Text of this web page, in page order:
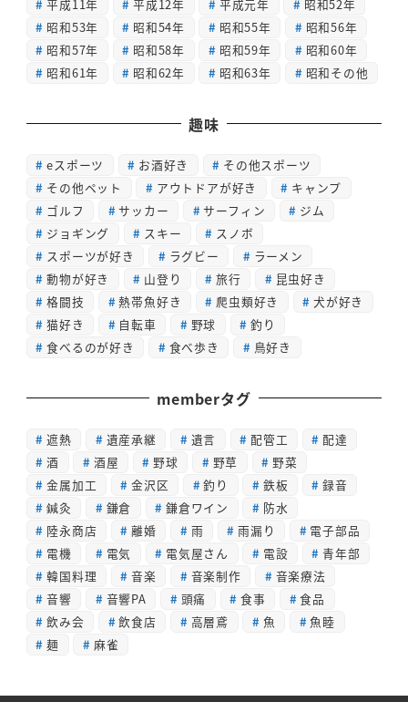
平成11年
平成12年 平成元年
昭和52年
昭和53年
昭和54年 昭和55年
昭和56年
昭和57年
昭和58年 昭和59年
昭和60年
昭和61年
昭和62年 昭和63年 昭和その他
趣味
eスポーツ お酒好き
その他スポーツ
その他ペット
アウトドアが好き
キャンプ
ゴルフ
サッカー サーフィン
ジム
ジョギング
スキー
スノボ
スポーツが好き
ラグビー
ラーメン
動物が好き
山登り 旅行
昆虫好き
格闘技
熱帯魚好き 爬虫類好き
犬が好き
猫好き
自転車 野球
釣り
食べるのが好き
食べ歩き 鳥好き
memberタグ
遮熱 遺産承継 遺言 配管工
配達
酒
酒屋 野球 野草
野菜
金属加工
金沢区 釣り 鉄板
録音
鍼灸
鎌倉 鎌倉ワイン
防水
陸永商店
離婚 雨 雨漏り
電子部品
電機
電気 電気屋さん 電設
青年部
韓国料理
音楽 音楽制作
音楽療法
音響
音響PA 頭痛 食事
食品
飲み会
飲食店 高層鳶 魚
魚睦
麺
麻雀